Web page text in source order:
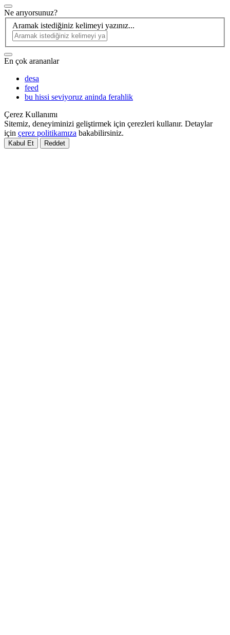
Ne arıyorsunuz?
Aramak istediğiniz kelimeyi yazınız...
En çok arananlar
desa
feed
bu hissi seviyoruz aninda ferahlik
Çerez Kullanımı
Sitemiz, deneyiminizi geliştirmek için çerezleri kullanır. Detaylar
için çerez politikamıza bakabilirsiniz.
Kabul Et Reddet